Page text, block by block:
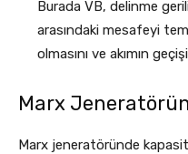
Burada VB, delinme
arasındaki mesafeyi
olmasını ve akımın
Marx
Marx jeneratöründe